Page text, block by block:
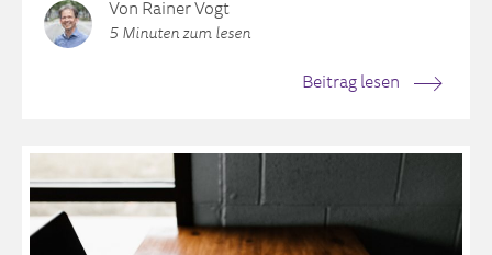
Von Rainer Vogt
5 Minuten zum lesen
Beitrag lesen